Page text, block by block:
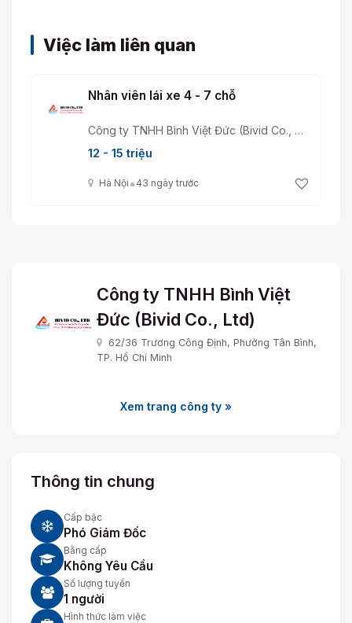
Việc làm liên quan
Nhân viên lái xe 4 - 7 chỗ
Công ty TNHH Bình Việt Đức (Bivid Co., Ltd)
12 - 15 triệu
Hà Nội • 43 ngày trước
Công ty TNHH Bình Việt
Đức (Bivid Co., Ltd)
62/36 Trương Công Định, Phường Tân Bình,
TP. Hồ Chí Minh
Xem trang công ty »
Thông tin chung
Cấp bậc
Phó Giám Đốc
Bằng cấp
Không Yêu Cầu
Số lượng tuyển
1 người
Hình thức làm việc